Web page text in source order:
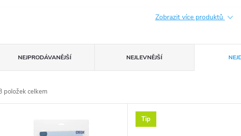
Zobrazit více produktů
NEJPRODÁVANĚJŠÍ NEJLEVNĚJŠÍ
položek celkem
Tip